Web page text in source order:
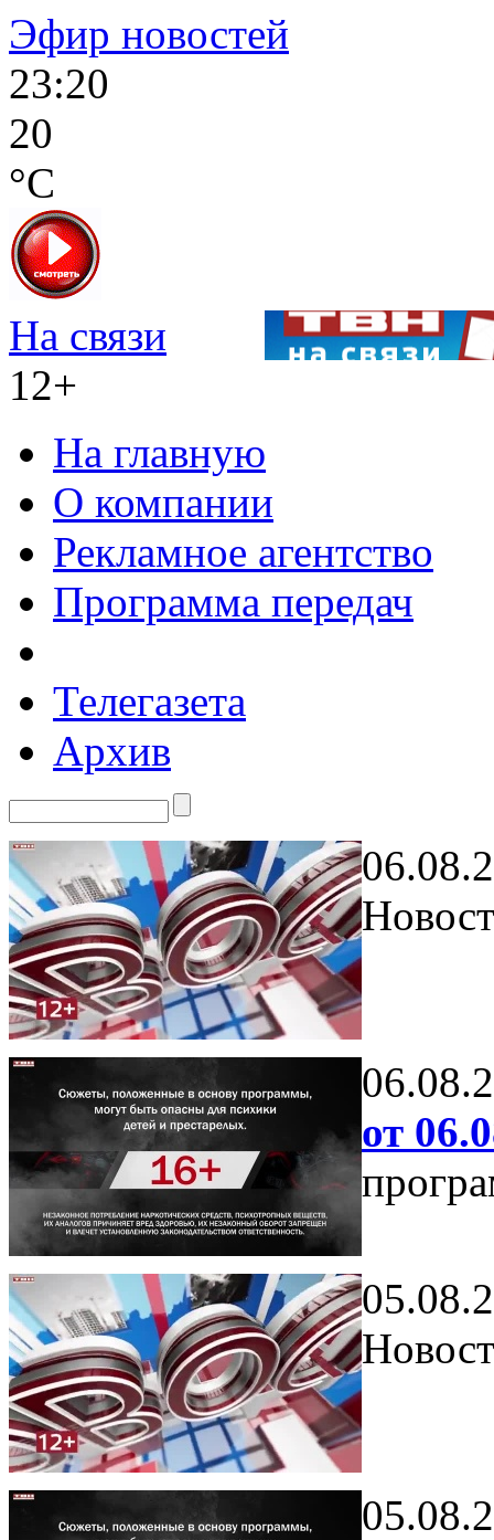
Эфир новостей
23:20
20
°C
На связи
12+
На главную
О компании
Рекламное агентство
Программа передач
Телегазета
Архив
от